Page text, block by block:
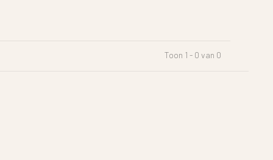
Toon 1 - 0 van 0